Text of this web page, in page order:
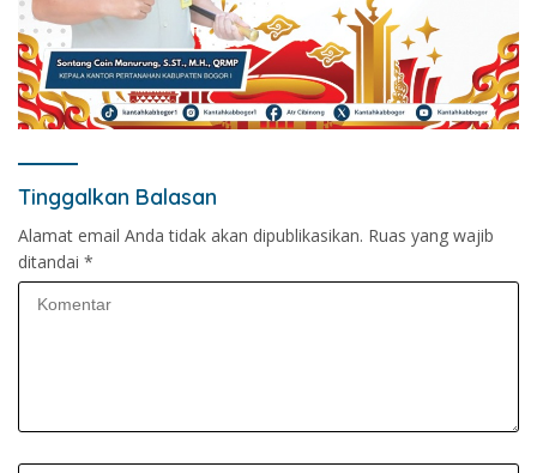
Tinggalkan Balasan
Alamat email Anda tidak akan dipublikasikan. Ruas yang wajib
ditandai *